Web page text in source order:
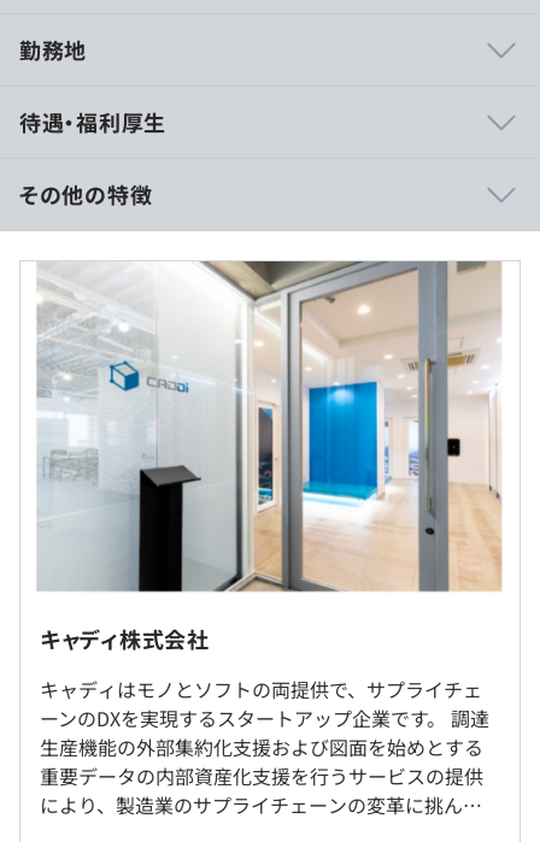
多くのデータが溜まるようになってきました。一部ではそ
シャルを解放するには十分とは言えません。今後も成長を
続けるプラットフォームとして、データの基盤と活用体制
を見直す時期に来ています。
多くのユニコーン企業がそうであるように、データをどの
ように活用するか、そしてそれが再現性のある形になって
いるかは、事業成長のスピードに直結します。あなたの技
術でキャディをデータで急成長する企業にしてみません
か。
CADDiの提供する製造業AIデータプラットフォームは、さ
まざまな業種業態でご活用いただいています。
独自の画像解析アルゴリズム（特許取得済）を搭載した図
面データ活用クラウドです。高精度の類似図面検索によ
り、設計・調達・生産部門におけるコスト削減を実現しま
す。製造業における最重要データである図面データの活用
を軸に、DXの実現を支援します。
■『CADDi Quote』：製造業向けAIデータプラットフォー
勤務地
■リモートワークをベースとしています。
・メンバー同士の交流を目的として、週1回程度の出社推
奨日やQに1～2回程度のオフサイトミーティングを設けて
います。
・詳細はチームにより多少異なりますので、面談や面接に
てご質問ください。
・中部・関西・九州など、首都圏以外在住のメンバーも複
待遇・福利厚生
入社時年俸は850万円～1200万円程度を想定しています。
年収を12で割った金額を月額固定給として支給いたしま
す。
想定年収 は年収提示額を保証するものではありません）
■フレックスタイム（コアタイム11：00～16：00）
※各開発チームの定例ミーティングは、11：00から開始
り、家庭事情への配慮にも理解がある風土です。
中でお気軽にご相談ください。
休憩時間：60分
平均残業時間：平均10-20時間／月
その他の特徴
キャディ株式会社
キャディはモノとソフトの両提供で、サプライチェ
ーンのDXを実現するスタートアップ企業です。 調達
生産機能の外部集約化支援および図面を始めとする
重要データの内部資産化支援を行うサービスの提供
により、製造業のサプライチェーンの変革に挑んで